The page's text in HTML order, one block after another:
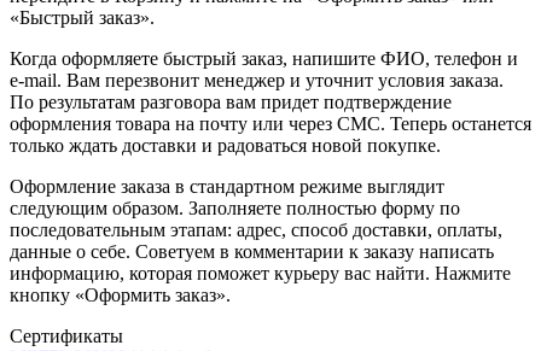
«Быстрый заказ».
Когда оформляете быстрый заказ, напишите ФИО, телефон и
e-mail. Вам перезвонит менеджер и уточнит условия заказа.
По результатам разговора вам придет подтверждение
оформления товара на почту или через СМС. Теперь останется
только ждать доставки и радоваться новой покупке.
Оформление заказа в стандартном режиме выглядит
следующим образом. Заполняете полностью форму по
последовательным этапам: адрес, способ доставки, оплаты,
данные о себе. Советуем в комментарии к заказу написать
информацию, которая поможет курьеру вас найти. Нажмите
кнопку «Оформить заказ».
Сертификаты